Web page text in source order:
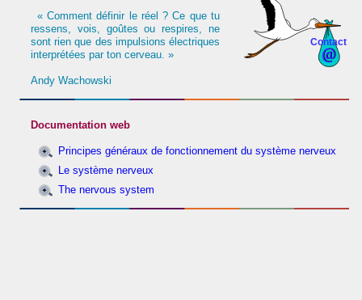
Contact
« Comment définir le réel ? Ce que tu
ressens, vois, goûtes ou respires, ne
sont rien que des impulsions électriques
interprétées par ton cerveau. »
Andy Wachowski
Documentation web
Principes généraux de fonctionnement du système nerveux
Le système nerveux
The nervous system